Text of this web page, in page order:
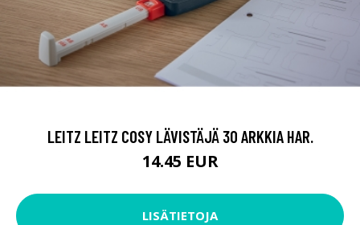
LEITZ LEITZ COSY LÄVISTÄJÄ 30 ARKKIA HAR.
14.45 EUR
LISÄTIETOJA